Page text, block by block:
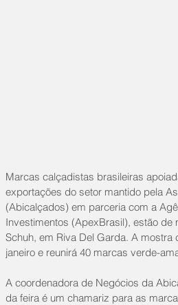
Marcas calçadistas brasileiras
exportações do setor mantido pela
(Abicalçados) em parceria com a
Investimentos (ApexBrasil), estão de
Schuh, em Riva Del Garda. A
janeiro e reunirá 40 marcas verde-
A coordenadora de Negócios da
da feira é um chamariz para as